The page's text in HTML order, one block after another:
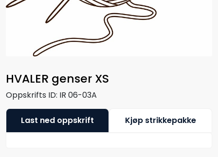
HVALER genser XS
Oppskrifts ID: IR 06-03A
Last ned oppskrift Kjøp strikkepakke